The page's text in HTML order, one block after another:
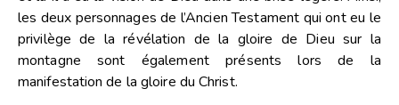
les deux personnages de l’Ancien Testament qui ont eu le
privilège de la révélation de la gloire de Dieu sur la
montagne sont également présents lors de la
manifestation de la gloire du Christ.